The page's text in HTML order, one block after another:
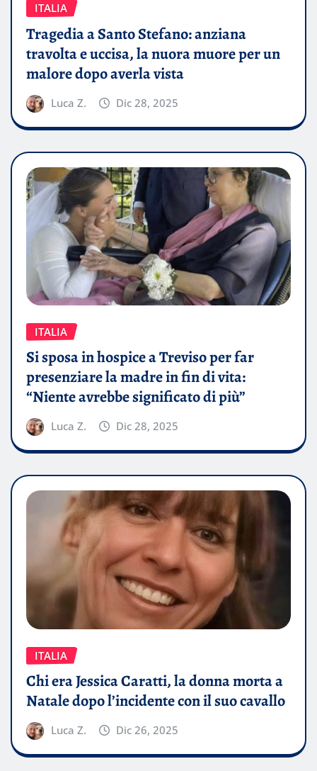
ITALIA
Tragedia a Santo Stefano: anziana
travolta e uccisa, la nuora muore per un
malore dopo averla vista
Luca Z. Dic 28, 2025
ITALIA
Si sposa in hospice a Treviso per far
presenziare la madre in fin di vita:
“Niente avrebbe significato di più”
Luca Z. Dic 28, 2025
ITALIA
Chi era Jessica Caratti, la donna morta a
Natale dopo l’incidente con il suo cavallo
Luca Z. Dic 26, 2025